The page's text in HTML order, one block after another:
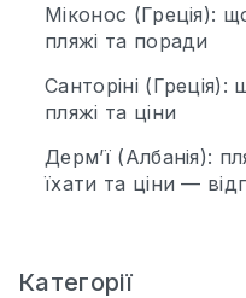
Міконос (Греція):
пляжі та поради
Санторіні
пляжі та ціни
Дерм’ї (Албанія):
їхати та ціни —
Категорії